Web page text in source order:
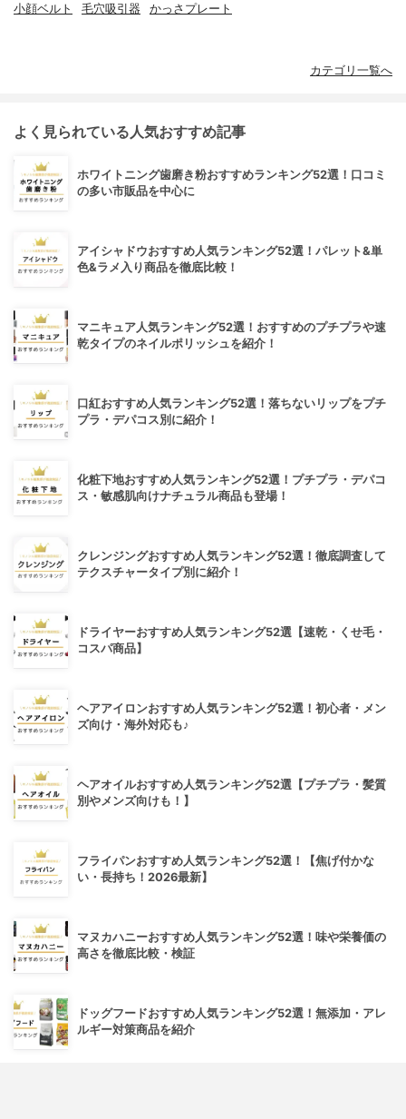
小顔ベルト 毛穴吸引器 かっさプレート
カテゴリ一覧へ
よく見られている人気おすすめ記事
ホワイトニング歯磨き粉おすすめランキング52選！口コミ
の多い市販品を中心に
アイシャドウおすすめ人気ランキング52選！パレット&単
色&ラメ入り商品を徹底比較！
マニキュア人気ランキング52選！おすすめのプチプラや速
乾タイプのネイルポリッシュを紹介！
口紅おすすめ人気ランキング52選！落ちないリップをプチ
プラ・デパコス別に紹介！
化粧下地おすすめ人気ランキング52選！プチプラ・デパコ
ス・敏感肌向けナチュラル商品も登場！
クレンジングおすすめ人気ランキング52選！徹底調査して
テクスチャータイプ別に紹介！
ドライヤーおすすめ人気ランキング52選【速乾・くせ毛・
コスパ商品】
ヘアアイロンおすすめ人気ランキング52選！初心者・メン
ズ向け・海外対応も♪
ヘアオイルおすすめ人気ランキング52選【プチプラ・髪質
別やメンズ向けも！】
フライパンおすすめ人気ランキング52選！【焦げ付かな
い・長持ち！2026最新】
マヌカハニーおすすめ人気ランキング52選！味や栄養価の
高さを徹底比較・検証
ドッグフードおすすめ人気ランキング52選！無添加・アレ
ルギー対策商品を紹介